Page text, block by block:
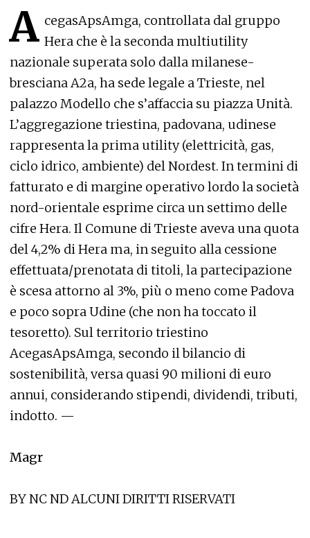
A cegasApsAmga, controllata dal gruppo
Hera che è la seconda multiutility
nazionale superata solo dalla milanese-
bresciana A2a, ha sede legale a Trieste, nel
palazzo Modello che s’affaccia su piazza Unità.
L’aggregazione triestina, padovana, udinese
rappresenta la prima utility (elettricità, gas,
ciclo idrico, ambiente) del Nordest. In termini di
fatturato e di margine operativo lordo la società
nord-orientale esprime circa un settimo delle
cifre Hera. Il Comune di Trieste aveva una quota
del 4,2% di Hera ma, in seguito alla cessione
effettuata/prenotata di titoli, la partecipazione
è scesa attorno al 3%, più o meno come Padova
e poco sopra Udine (che non ha toccato il
tesoretto). Sul territorio triestino
AcegasApsAmga, secondo il bilancio di
sostenibilità, versa quasi 90 milioni di euro
annui, considerando stipendi, dividendi, tributi,
indotto. —
Magr
BY NC ND ALCUNI DIRITTI RISERVATI